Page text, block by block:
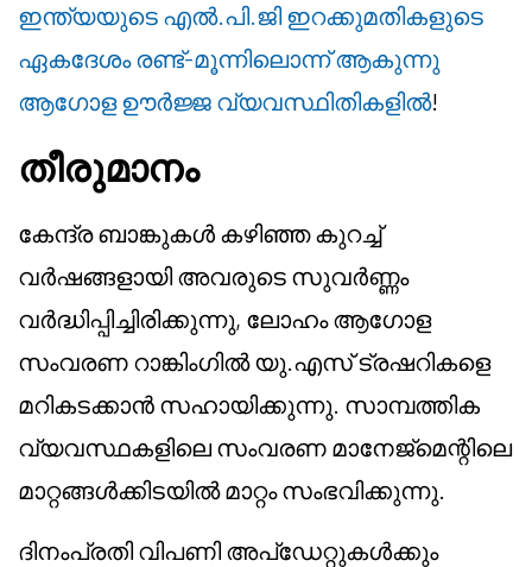
ഇന്ത്യയുടെ എൽ.പി.ജി ഇറക്കുമതികളുടെ
ഏകദേശം രണ്ട്-മൂന്നിലൊന്ന് ആകുന്നു
ആഗോള ഊർജ്ജ വ്യവസ്ഥിതികളിൽ!
തീരുമാനം
കേന്ദ്ര ബാങ്കുകൾ കഴിഞ്ഞ കുറച്ച്
വർഷങ്ങളായി അവരുടെ സുവർണ്ണം
വർദ്ധിപ്പിച്ചിരിക്കുന്നു, ലോഹം ആഗോള
സംവരണ റാങ്കിംഗിൽ യു.എസ് ട്രഷറികളെ
മറികടക്കാൻ സഹായിക്കുന്നു. സാമ്പത്തിക
വ്യവസ്ഥകളിലെ സംവരണ മാനേജ്മെന്റിലെ
മാറ്റങ്ങൾക്കിടയിൽ മാറ്റം സംഭവിക്കുന്നു.
ദിനംപ്രതി വിപണി അപ്ഡേറ്റുകൾക്കും